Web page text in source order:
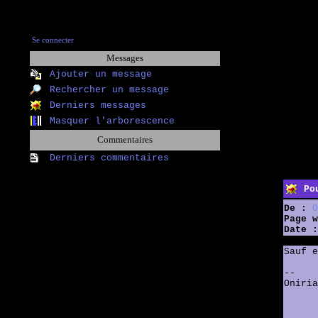
Se connecter
Messages
Ajouter un message
Rechercher un message
Derniers messages
Masquer l'arborescence
Commentaires
Derniers commentaires
De :
Page
Date :
Sauf
--